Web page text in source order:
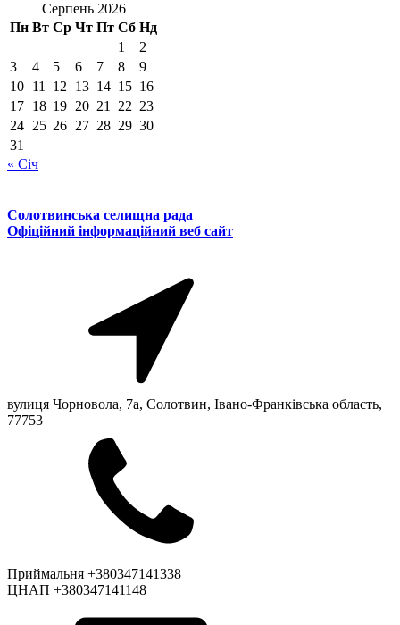
Серпень 2026
Пн Вт Ср Чт Пт Сб Нд
1
2
3
4 5 6 7 8
9
10 11 12 13 14 15 16
17 18 19 20 21 22 23
24 25 26 27 28 29 30
31
« Січ
Солотвинська селищна рада
Офіційний інформаційний веб сайт
вулиця Чорновола, 7a, Солотвин, Івано-Франківська область,
77753
Приймальня +380347141338
ЦНАП +380347141148